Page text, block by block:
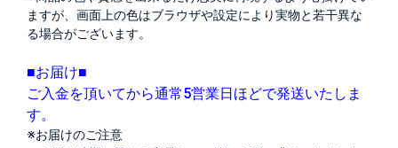
ますが、画面上の色はブラウザや設定により実物と若干異な
る場合がございます。
■お届け■
ご入金を頂いてから通常5営業日ほどで発送いたしま
す。
※お届けのご注意